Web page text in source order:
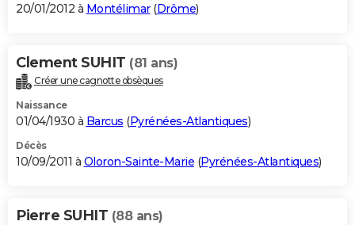
20/01/2012 à Montélimar(Drôme)
Clement SUHIT (81 ans)
Créer une cagnotte obsèques
Naissance
01/04/1930 à Barcus (Pyrénées-Atlantiques)
Décès
10/09/2011 à Oloron-Sainte-Marie (Pyrénées-Atlantiques)
Pierre SUHIT (88 ans)